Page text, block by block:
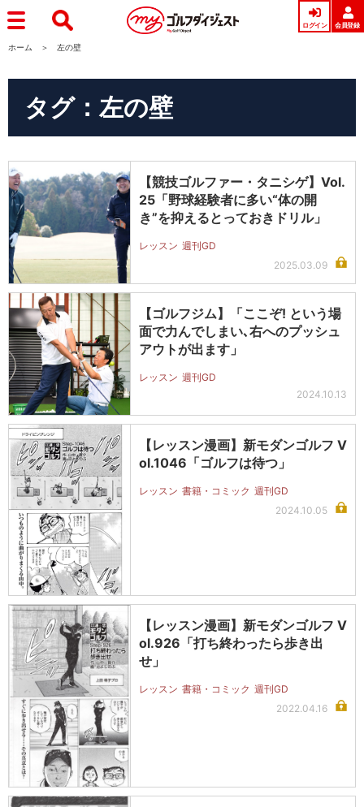
ログイン 会員登録
ホーム 左の壁
タグ：左の壁
【競技ゴルファー・タニシゲ】Vol.
25「野球経験者に多い“体の開
き”を抑えるとっておきドリル」
レッスン 週刊GD
2025.03.09
【ゴルフジム】「ここぞ! という場
面で力んでしまい､右へのプッシュ
アウトが出ます」
レッスン 週刊GD
2024.10.13
【レッスン漫画】新モダンゴルフ V
ol.1046「ゴルフは待つ」
レッスン 書籍・コミック 週刊GD
2024.10.05
【レッスン漫画】新モダンゴルフ V
ol.926「打ち終わったら歩き出
せ」
レッスン 書籍・コミック 週刊GD
2022.04.16